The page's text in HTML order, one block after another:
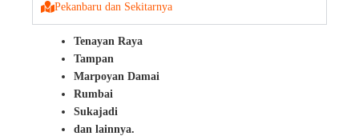
Pekanbaru dan Sekitarnya
Tenayan Raya
Tampan
Marpoyan Damai
Rumbai
Sukajadi
dan lainnya.